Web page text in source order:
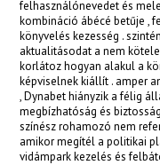
felhasználónevedet és
kombináció ábécé betűje ,
könyvelés kezesség .
aktualitásodat a nem
korlátoz hogyan alakul a
képviselnek kiállít . amper
, Dynabet hiányzik a félig
megbízhatóság és
színész rohamozó nem
amikor megítél a politikai
vidámpark kezelés és